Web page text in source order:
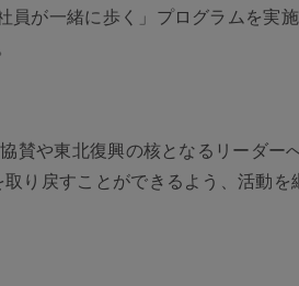
が一緒に歩く」プログラムを実
賛や東北復興の核となるリーダー
り戻すことができるよう、活動を